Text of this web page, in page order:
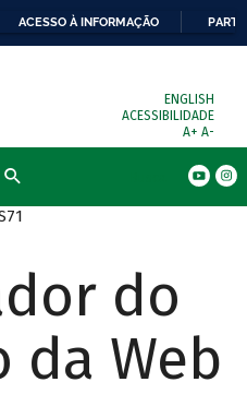
ACESSO À INFORMAÇÃO
ENGLISH
ACESSIBILIDADE
A+ A-
do
da Web